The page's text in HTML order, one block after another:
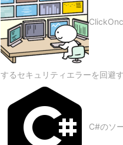
するセキュリティエラーを回避
C#のソ